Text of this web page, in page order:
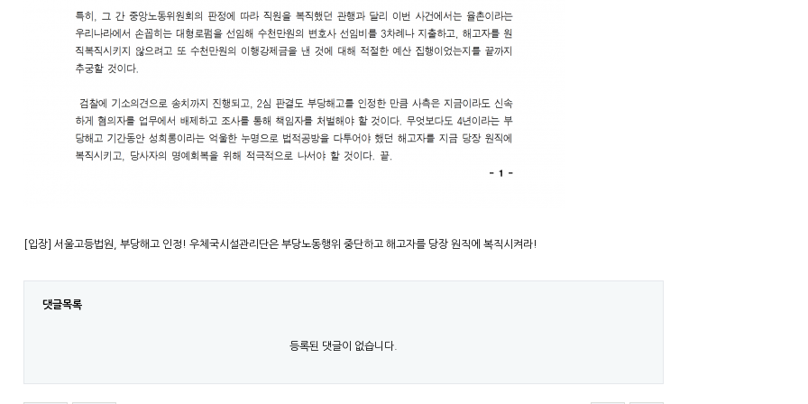
[입장] 서울고등법원, 부당해고 인정! 우체국시설관리단은 부당노동행위 중단하고 해고자를 당장 원직에 복직시켜라!
댓글목록
등록된 댓글이 없습니다.